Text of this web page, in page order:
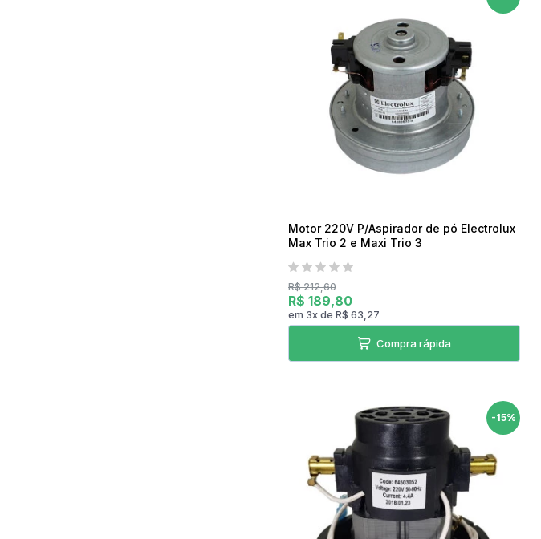
Sanduicheira Peças
Umidificador Peças
Liquidificador
Panelas Elétricas
Serras Tico-Tico
Serras Rápidas / Policorte
Motor 220V P/Aspirador de pó Electrolux
Max Trio 2 e Maxi Trio 3
R$ 212,60
R$ 189,80
em 3xde R$ 63,27
Compra rápida
-15%